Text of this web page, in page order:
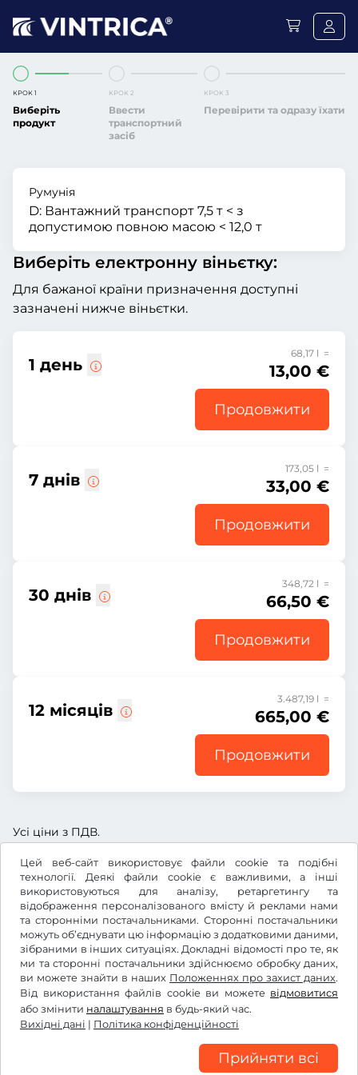
Цей веб-сайт використовує файли cookie та подібні
технології. Деякі файли cookie є важливими, а інші
використовуються для аналізу, ретаргетингу та
відображення персоналізованого вмісту й реклами нами
та сторонніми постачальниками. Сторонні постачальники
можуть об’єднувати цю інформацію з додатковими даними,
зібраними в інших ситуаціях. Докладні відомості про те, як
ми та сторонні постачальники здійснюємо обробку даних,
ви можете знайти в наших Положеннях про захист даних.
Від використання файлів cookie ви можете відмовитися
або змінити налаштування в будь-який час.
Вихідні дані | Політика конфіденційності
Прийняти всі
КРОК 1
Виберіть
продукт
КРОК 2
Ввести
транспортний
засіб
КРОК 3
Перевірити та одразу їхати
Румунія
D: Вантажний транспорт 7,5 т < з
допустимою повною масою < 12,0 т
Виберіть електронну віньєтку:
Для бажаної країни призначення доступні
зазначені нижче віньєтки.
1 день
68,17 l =
13,00 €
Продовжити
7 днів
173,05 l =
33,00 €
Продовжити
30 днів
348,72 l =
66,50 €
Продовжити
12 місяців
3.487,19 l =
665,00 €
Продовжити
Усі ціни з ПДВ.
€EUR
Facebook Instagram
Умови та положення /право на відкликання
Політика конфіденційності
Вихідні дані